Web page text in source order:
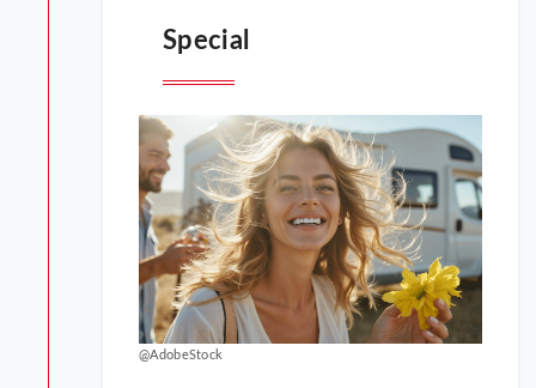
Special
@AdobeStock